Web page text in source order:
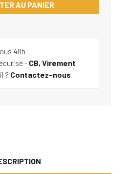
AU PANIER
48h
- CB, Virement
? Contactez-nous